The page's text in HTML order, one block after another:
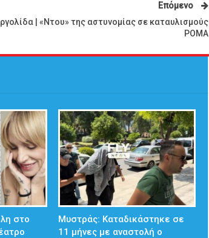
Επόμενο
| «Ντου» της αστυνομίας σε καταυλισμούς
ΡΟΜΑ
στο
Μυστράς: Καταδικάστηκε σε
11 μήνες με αναστολή ο